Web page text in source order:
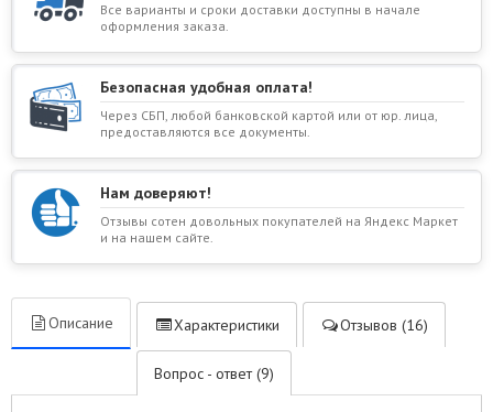
Все варианты и сроки доставки доступны в начале
оформления заказа.
Безопасная удобная оплата!
Через СБП, любой банковской картой или от юр. лица,
предоставляются все документы.
Нам доверяют!
Отзывы сотен довольных покупателей на Яндекс Маркет
и на нашем сайте.
Описание Характеристики Отзывов (16)
Вопрос - ответ (9)